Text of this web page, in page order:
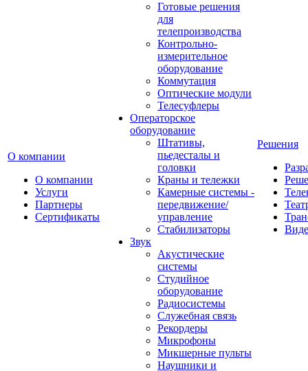
О компании
О компании
Услуги
Партнеры
Сертификаты
Готовые решения
для
телепроизводства
Контрольно-
измерительное
оборудование
Коммутация
Оптические модули
Телесуфлеры
Операторское
оборудование
Штативы,
пьедесталы и
головки
Краны и тележки
Камерные системы -
передвижение/
управление
Стабилизаторы
Звук
Акустические
системы
Студийное
оборудование
Радиосистемы
Служебная связь
Рекордеры
Микрофоны
Микшерные пульты
Наушники и
Решения